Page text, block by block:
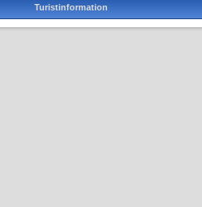
Turistinformation